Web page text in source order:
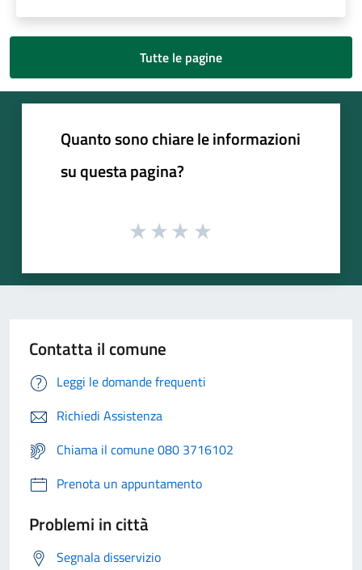
Tutte le pagine
Quanto sono chiare le informazioni
su questa pagina?
Contatta il comune
Leggi le domande frequenti
Richiedi Assistenza
Chiama il comune 080 3716102
Prenota un appuntamento
Problemi in città
Segnala disservizio